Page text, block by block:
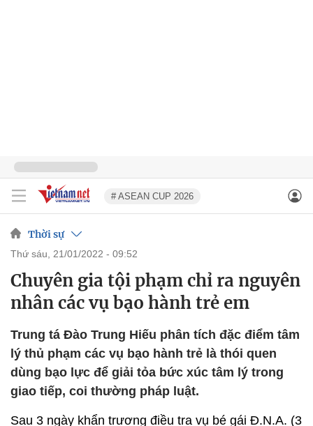
# ASEAN CUP 2026
Thời sự
thứ sáu, 21/01/2022 - 09:52
Chuyên gia tội phạm chỉ ra nguyên
nhân các vụ bạo hành trẻ em
Trung tá Đào Trung Hiếu phân tích đặc điểm tâm
lý thủ phạm các vụ bạo hành trẻ là thói quen
dùng bạo lực để giải tỏa bức xúc tâm lý trong
giao tiếp, coi thường pháp luật.
Sau 3 ngày khẩn trương điều tra vụ bé gái Đ.N.A. (3